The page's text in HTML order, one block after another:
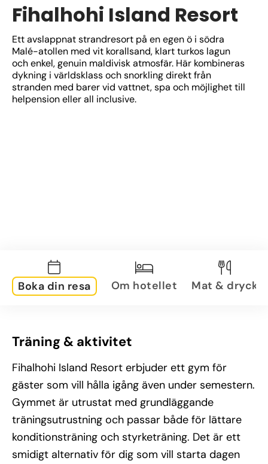
Fihalhohi Island Resort
Ett avslappnat strandresort på en egen ö i södra
Malé-atollen med vit korallsand, klart turkos lagun
och enkel, genuin maldivisk atmosfär. Här kombineras
dykning i världsklass och snorkling direkt från
stranden med barer vid vattnet, spa och möjlighet till
helpension eller all inclusive.
Boka din resa Om hotellet Mat & dryck
Träning & aktivitet
Fihalhohi Island Resort erbjuder ett gym för
gäster som vill hålla igång även under semestern.
Gymmet är utrustat med grundläggande
träningsutrustning och passar både för lättare
konditionsträning och styrketräning. Det är ett
smidigt alternativ för dig som vill starta dagen